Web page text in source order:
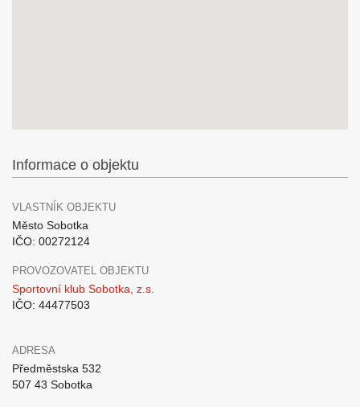
Informace o objektu
VLASTNÍK OBJEKTU
Město Sobotka
IČO: 00272124
PROVOZOVATEL OBJEKTU
Sportovní klub Sobotka, z.s.
IČO: 44477503
ADRESA
Předměstska 532
507 43 Sobotka